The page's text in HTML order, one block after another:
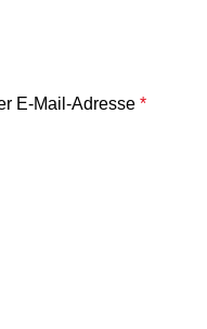
E-Mail-Adresse *